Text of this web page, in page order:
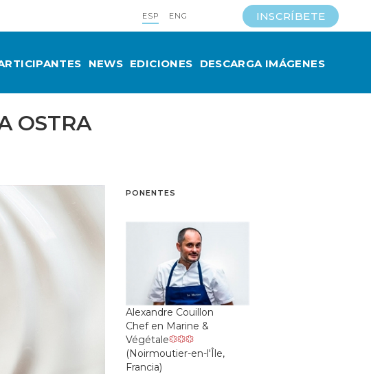
ESP ENG INSCRÍBETE
NEWS EDICIONES DESCARGA IMÁGENES
OSTRA
PONENTES
Alexandre Couillon
Chef en Marine &
Végétale
(Noirmoutier-en-l'Île,
Francia)